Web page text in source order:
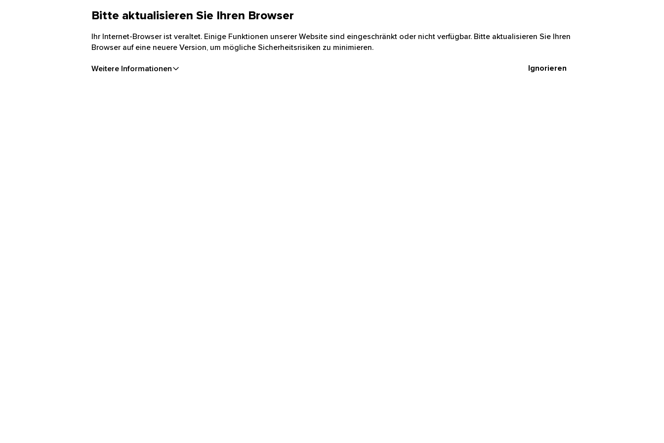
Bitte aktualisieren Sie Ihren Browser
Ihr Internet-Browser ist veraltet. Einige Funktionen unserer Website sind eingeschränkt oder nicht verfügbar. Bitte aktualisieren Sie Ihren
Browser auf eine neuere Version, um mögliche Sicherheitsrisiken zu minimieren.
Weitere Informationen Ignorieren